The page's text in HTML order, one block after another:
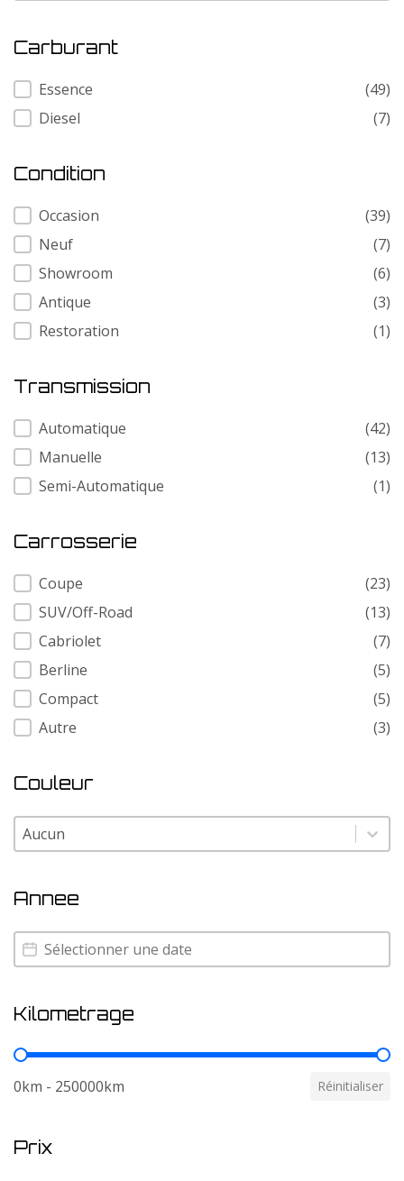
Carburant
Carburant
Essence
(49)
Diesel
(7)
Condition
Condition
Occasion
(39)
Neuf
(7)
Showroom
(6)
Antique
(3)
Restoration
(1)
Transmission
Transmission
Automatique
(42)
Manuelle
(13)
Semi-Automatique
(1)
Carrosserie
Carrosserie
Coupe
(23)
SUV/Off-Road
(13)
Cabriolet
(7)
Berline
(5)
Compact
(5)
Autre
(3)
Couleur
Couleur
Couleur
Annee
Annee
Annee
Kilometrage
Kilometrage
0km - 250000km Réinitialiser
Prix